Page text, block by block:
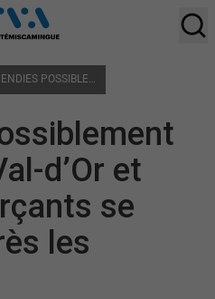
INCENDIES POSSIBLEMENT CRIMINELS : VAL-D’OR ET SES COMMERÇANTS SE RELÈVENT APRÈS LES INCENDIES
d’Or et
se
les